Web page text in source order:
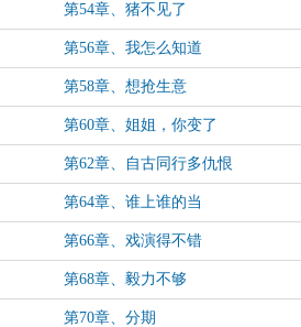
第54章、猪不见了
第56章、我怎么知道
第58章、想抢生意
第60章、姐姐，你变了
第62章、自古同行多仇恨
第64章、谁上谁的当
第66章、戏演得不错
第68章、毅力不够
第70章、分期